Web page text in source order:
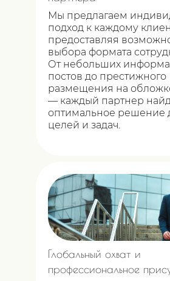
Мы предлагаем
подход к каждому
предоставляя
выбора формата
От небольших
постов до престижного
размещения на
— каждый партнер
оптимальное решение
целей и задач.
Глобальный охват и
профессиональное